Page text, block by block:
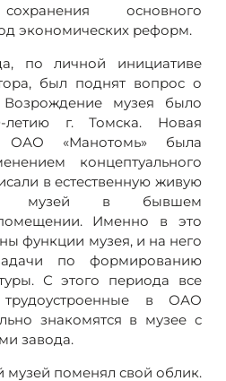
основного
экономических реформ.
по личной инициативе
был поднят вопрос о
Возрождение музея было
г. Томска. Новая
ОАО «Манотомь» была
концептуального
в естественную живую
музей в бывшем
Именно в это
функции музея, и на него
по формированию
С этого периода все
трудоустроенные в ОАО
знакомятся в музее с
завода.
музей поменял свой облик.